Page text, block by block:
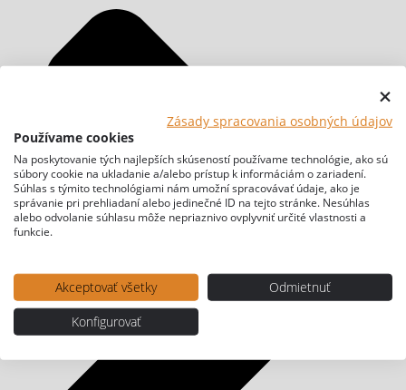
Zásady spracovania osobných údajov
Používame cookies
Na poskytovanie tých najlepších skúseností používame technológie, ako sú
súbory cookie na ukladanie a/alebo prístup k informáciám o zariadení.
Súhlas s týmito technológiami nám umožní spracovávať údaje, ako je
správanie pri prehliadaní alebo jedinečné ID na tejto stránke. Nesúhlas
alebo odvolanie súhlasu môže nepriaznivo ovplyvniť určité vlastnosti a
funkcie.
Akceptovať všetky
Odmietnuť
Konfigurovať